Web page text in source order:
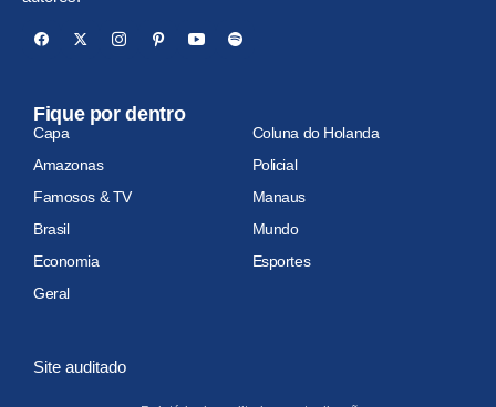
Fique por dentro
Capa
Coluna do Holanda
Amazonas
Policial
Famosos & TV
Manaus
Brasil
Mundo
Economia
Esportes
Geral
Site auditado